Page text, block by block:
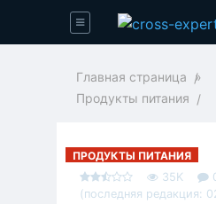
Главная страница »
Продукты питания
ПРОДУКТЫ ПИТАНИЯ
35K
(последняя редакция: